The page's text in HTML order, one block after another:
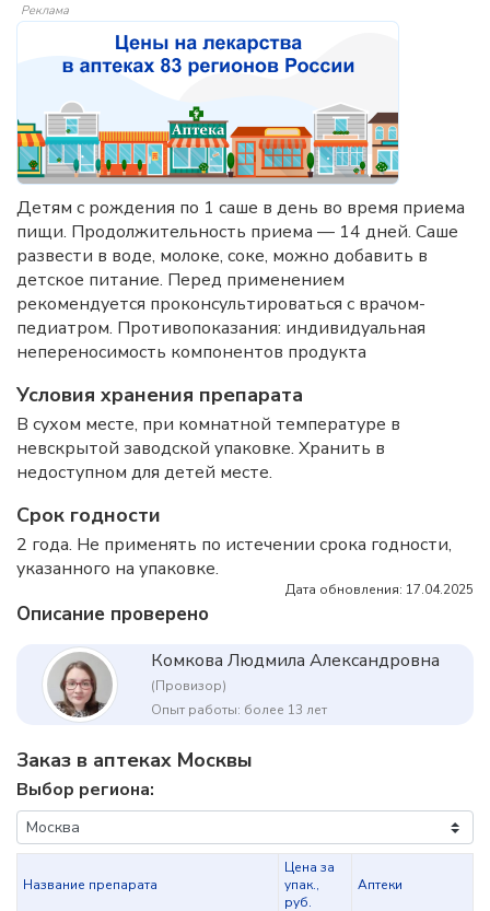
Реклама
Детям с рождения по 1 саше в день во время приема
пищи. Продолжительность приема — 14 дней. Саше
развести в воде, молоке, соке, можно добавить в
детское питание. Перед применением
рекомендуется проконсультироваться с врачом-
педиатром. Противопоказания: индивидуальная
непереносимость компонентов продукта
Условия хранения препарата
В сухом месте, при комнатной температуре в
невскрытой заводской упаковке. Хранить в
недоступном для детей месте.
Срок годности
2 года. Не применять по истечении срока годности,
указанного на упаковке.
Дата обновления: 17.04.2025
Описание проверено
Комкова Людмила Александровна
(Провизор)
Опыт работы: более 13 лет
Заказ в аптеках Москвы
Выбор региона:
Название препарата
Цена за
упак.,
руб.
Аптеки